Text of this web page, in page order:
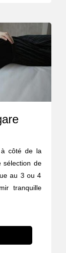
à côté de la
sélection de
au 3 ou 4
tranquille